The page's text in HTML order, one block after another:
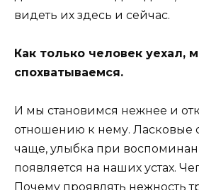
видеть их здесь и сейчас.
Как только человек уехал,
спохватываемся.
И мы становимся нежнее и
отношению к нему. Ласковые
чаще, улыбка при
появляется на наших устах.
Почему проявлять нежность